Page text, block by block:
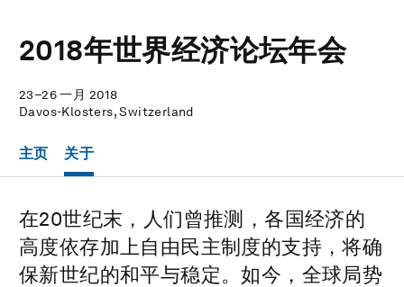
2018年世界经济论坛年会
23–26 一月 2018
Davos-Klosters, Switzerland
主页 关于
在20世纪末，人们曾推测，各国经济的
高度依存加上自由民主制度的支持，将确
保新世纪的和平与稳定。如今，全球局势